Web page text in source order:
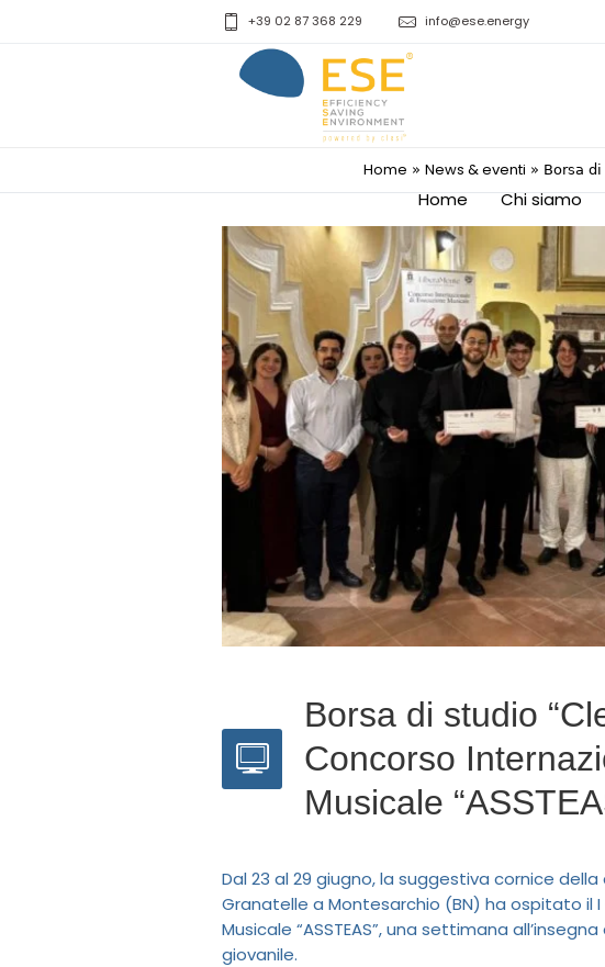
+39 02 87 368 229 info@ese.energy
Home Chi siamo
Home » News & eventi » Borsa
Borsa di studio
Concorso
Musicale
Dal 23 al 29 giugno, la suggestiva cornice
Granatelle a Montesarchio (BN) ha ospitato il
Musicale “ASSTEAS”, una settimana
giovanile.